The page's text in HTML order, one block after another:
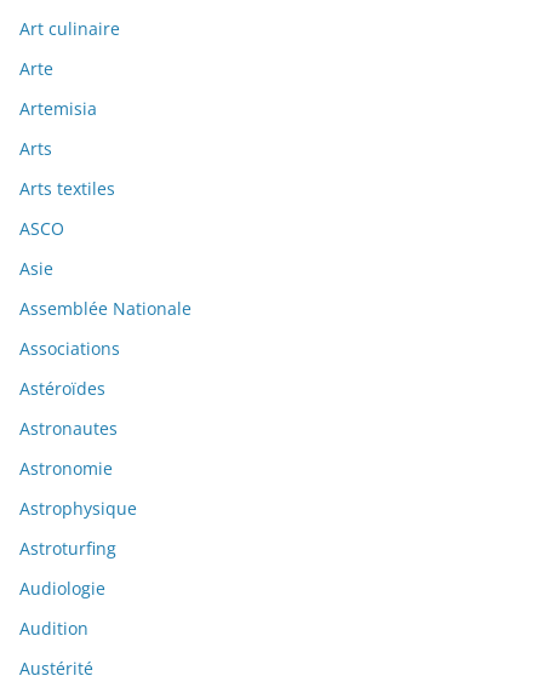
Art culinaire
Arte
Artemisia
Arts
Arts textiles
ASCO
Asie
Assemblée Nationale
Associations
Astéroïdes
Astronautes
Astronomie
Astrophysique
Astroturfing
Audiologie
Audition
Austérité